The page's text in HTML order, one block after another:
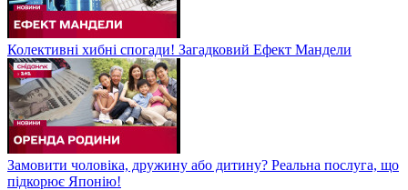
Колективні хибні спогади! Загадковий Ефект Мандели
Замовити чоловіка, дружину або дитину? Реальна послуга, що
підкорює Японію!